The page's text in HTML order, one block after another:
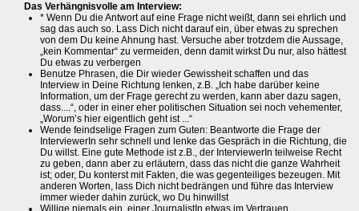
Das Verhängnisvolle am Interview:
* Wenn Du die Antwort auf eine Frage nicht weißt, dann sei ehrlich und
sag das auch so. Lass Dich nicht darauf ein, über etwas zu sprechen
von dem Du keine Ahnung hast. Versuche aber trotzdem die Aussage,
„kein Kommentar“ zu vermeiden, denn damit wirkst Du nur, also hättest
Du etwas zu verbergen
Benutze Phrasen, die Dir wieder Gewissheit schaffen und das
Interview in Deine Richtung lenken, z.B. „Ich habe darüber keine
Information, um der Frage gerecht zu werden, kann aber dazu sagen,
dass....“, oder in einer eher politischen Situation sei noch vehementer,
„Worum’s hier eigentlich geht ist ...“
Wende feindselige Fragen zum Guten: Beantworte die Frage der
InterviewerIn sehr schnell und lenke das Gespräch in die Richtung, die
Du willst. Eine gute Methode ist z.B., der InterviewerIn teilweise Recht
zu geben, dann aber zu erläutern, dass das nicht die ganze Wahrheit
ist; oder, Du konterst mit Fakten, die was gegenteiliges bezeugen. Mit
anderen Worten, lass Dich nicht bedrängen und führe das Interview
immer wieder dahin zurück, wo Du hinwillst